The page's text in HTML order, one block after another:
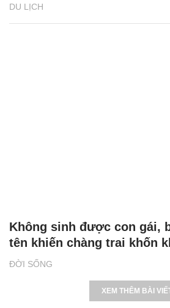
DU LỊCH
ĐỜI SỐNG
Không sinh được con gái,
tên khiến chàng trai khốn
XEM THÊM BÀI